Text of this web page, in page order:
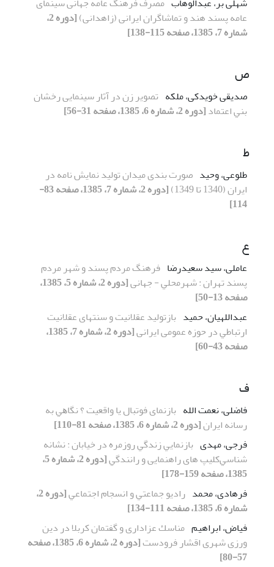
عامه پسند هند و تماشاگران ایرانی (زاهدانی)
[دوره 2،
شماره 7، 1385، صفحه 115-138]
ص
صدیقی خویدکی، ملکه ﺗﺼﻮﻳﺮ زن در آﺛﺎر سینمایی رﺧﺸﺎن
ﺑﻨﻲ اﻋﺘﻤﺎد[دوره 2، شماره 6، 1385، صفحه 31-56]
ط
طلوعی، وحید صورت بندی میدان تولید نمایش نامه در
ایران (1340 تا 1349)
[دوره 2، شماره 7، 1385، صفحه 83-
114]
ع
عاملی، سید سعیدرضا فرهنگ ﻣﺮدم ﭘﺴﻨﺪ و شهر ﻣﺮدم
ﭘﺴﻨﺪ تهران : شهرﻣﺤﻠﻲ - جهانی
[دوره 2، شماره 5، 1385،
صفحه 13-50]
عبداللهیان، حمید بازتولید عقلانیت و سنتهای عقلانیت
ارﺗﺒﺎﻃﻲ در حوزه عمومی ایرانی
[دوره 2، شماره 7، 1385،
صفحه 43-60]
ف
فاضلی، نعمت الله ﺑﺎزﻧﻤﺎی ﻓﻮﺗﺒﺎل ﻳﺎ واقعیت ؟ ﻧﮕﺎﻫﻲ ﺑﻪ
رﺳﺎﻧﻪ اﻳﺮان[دوره 2، شماره 6، 1385، صفحه 81-110]
فرجی، مهدی ﺑﺎزﻧﻤﺎﻳﻲ زﻧﺪﮔﻲ روزﻣﺮه در خیابان : ﻧﺸﺎﻧﻪ
ﺷﻨﺎﺳﻲکلیپ های راهنمایی و راﻧﻨﺪﮔﻲ
[دوره 2، شماره 5،
1385، صفحه 159-178]
فرهادی، محمد رادﻳﻮ ﺟﻤﺎﻋﺘﻲ و اﻧﺴﺠﺎم اﺟﺘﻤﺎﻋﻲ
[دوره 2،
شماره 6، 1385، صفحه 111-134]
فیاض، ابراهیم ﻣﻨﺎﺳﻚ ﻋﺰاداری و ﮔﻔﺘﻤﺎن ﻛﺮﺑﻼ در دﻳﻦ
ورزی شهری اﻗﺸﺎر ﻓﺮودﺳﺖ
[دوره 2، شماره 6، 1385، صفحه
57-80]